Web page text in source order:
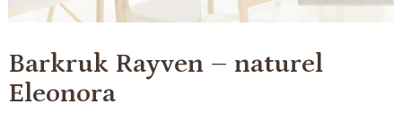
Barkruk Rayven – naturel
Eleonora